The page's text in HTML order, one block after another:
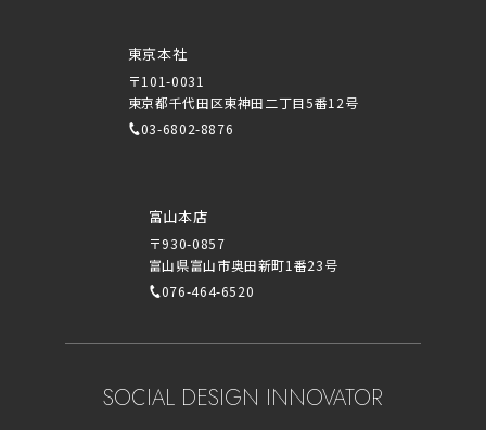
東京本社
〒101-0031
東京都千代田区東神田二丁目5番12号
03-6802-8876
富山本店
〒930-0857
富山県富山市奥田新町1番23号
076-464-6520
SOCIAL DESIGN INNOVATOR